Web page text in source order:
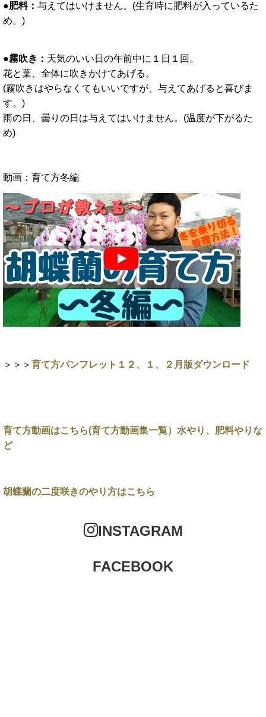
●肥料： 与えてはいけません。(生育時に肥料が入っているた
め。)
●霧吹き： 天気のいい日の午前中に１日１回。
花と葉、全体に吹きかけてあげる。
(霧吹きはやらなくてもいいですが、与えてあげると喜びま
す。)
雨の日、曇りの日は与えてはいけません。(温度が下がるた
め)
動画：育て方冬編
＞＞＞ 育て方パンフレット１２、１、２月版ダウンロード
育て方動画はこちら(育て方動画集一覧）水やり、肥料やりな
ど
胡蝶蘭の二度咲きのやり方はこちら
INSTAGRAM
FACEBOOK